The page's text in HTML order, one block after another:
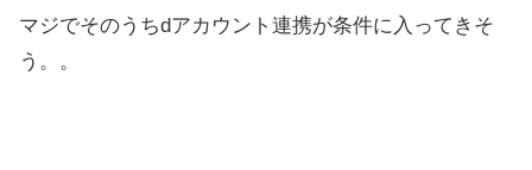
マジでそのうちdアカウント連携が条件に入ってきそ
う。。